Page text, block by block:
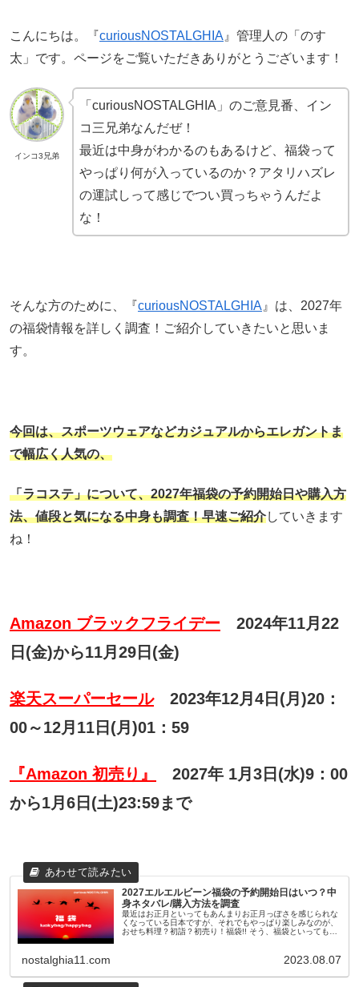
こんにちは。『curiousNOSTALGHIA 』管理人の「のす
太」です。ページをご覧いただきありがとうございます！
インコ3兄弟
「curiousNOSTALGHIA」のご意見番、イン
コ三兄弟なんだぜ！
最近は中身がわかるのもあるけど、福袋って
やっぱり何が入っているのか？アタリハズレ
の運試しって感じでつい買っちゃうんだよ
な！
そんな方のために、『curiousNOSTALGHIA 』は、2027年
の福袋情報を詳しく調査！ご紹介していきたいと思いま
す。
今回は、スポーツウェアなどカジュアルからエレガントま
で幅広く人気の、
「ラコステ」について、2027年福袋の予約開始日や購入方
法、値段と気になる中身も調査！早速ご紹介していきます
ね！
Amazon ブラックフライデー
2024年11月22
日(金)から11月29日(金)
楽天スーパーセール
2023年12月4日(月)20：
00～12月11日(月)01：59
『Amazon 初売り』
2027年 1月3日(水)9：00
から1月6日(土)23:59まで
2027エルエルビーン福袋の予約開始日はいつ？中
身ネタバレ/購入方法を調査
最近はお正月といってもあんまりお正月っぽさを感じられな
くなっている日本ですが、それでもやっぱり楽しみなのが、
おせち料理？初詣？初売り！福袋!! そう、福袋といっても最
nostalghia11.com 2023.08.07